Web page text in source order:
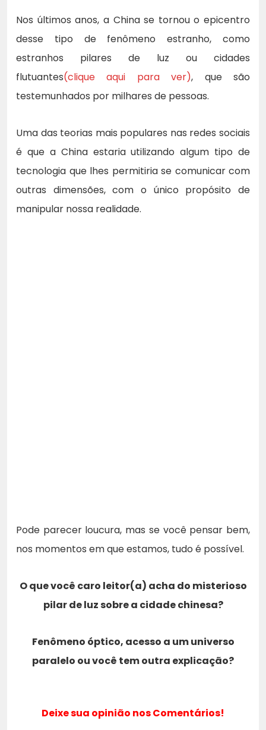
Nos últimos anos, a China se tornou o epicentro
desse tipo de fenômeno estranho, como
estranhos pilares de luz ou cidades
flutuantes(clique aqui para ver), que são
testemunhados por milhares de pessoas.
Uma das teorias mais populares nas redes sociais
é que a China estaria utilizando algum tipo de
tecnologia que lhes permitiria se comunicar com
outras dimensões, com o único propósito de
manipular nossa realidade.
Pode parecer loucura, mas se você pensar bem,
nos momentos em que estamos, tudo é possível.
O que você caro leitor(a) acha do misterioso
pilar de luz sobre a cidade chinesa?
Fenômeno óptico, acesso a um universo
paralelo ou você tem outra explicação?
Deixe sua opinião nos Comentários!